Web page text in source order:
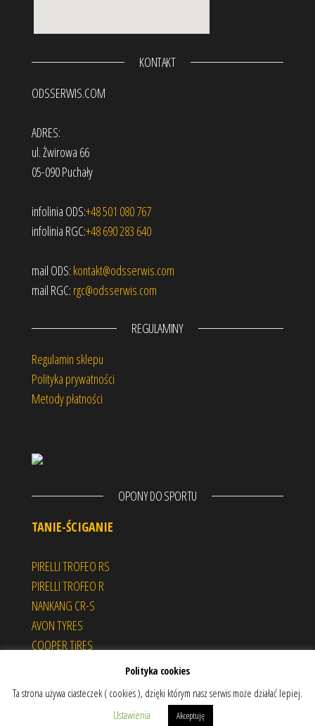
embed google my maps
KONTAKT
ODSSERWIS.COM
ADRES:
ul. Żwirowa 66
05-090 Puchały
infolinia ODS:+48 501 080 767
infolinia RGC:+48 690 283 640
mail ODS: kontakt@odsserwis.com
mail RGC: rgc@odsserwis.com
REGULAMINY
Regulamin sklepu
Polityka prywatności
Metody płatności
OPONY DO SPORTU
TANIE-ŚCIGANIE
PIRELLI TROFEO RS
PIRELLI TROFEO R
NANKANG CR-S
AVON TYRES
COOPER TiRES
HOOSIER RACING TIRESPolityka cookies
Ta strona używa ciasteczek ( cookies ), dzięki którym nasz serwis może działać lepiej.
Ustawienia
Akceptuję